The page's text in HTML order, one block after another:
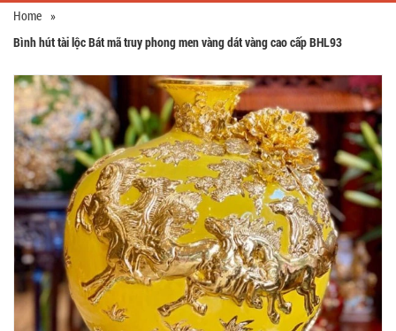
Home »
Bình hút tài lộc Bát mã truy phong men vàng dát vàng cao cấp BHL93